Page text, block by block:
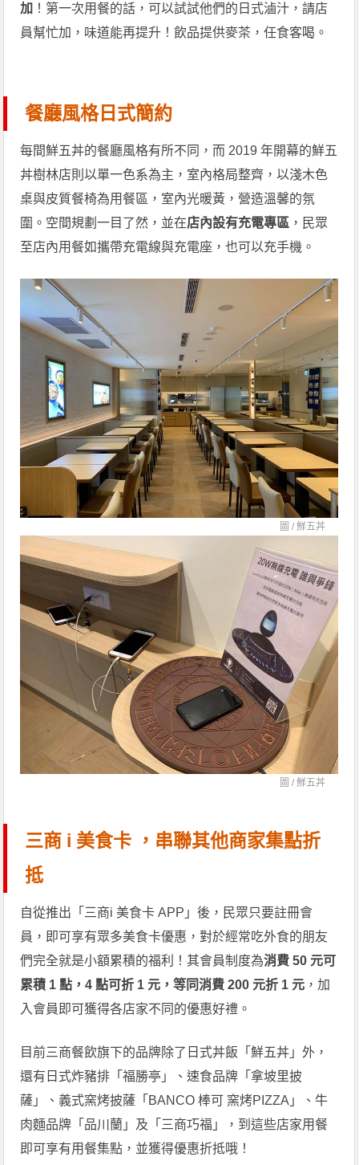
加 ！第一次用餐的話，可以試試他們的日式滷汁，請店
員幫忙加，味道能再提升！飲品提供麥茶，任食客喝。
餐廳風格日式簡約
每間鮮五丼的餐廳風格有所不同，而 2019 年開幕的鮮五
丼樹林店則以單一色系為主，室內格局整齊，以淺木色
桌與皮質餐椅為用餐區，室內光暖黃，營造溫馨的氛
圍。空間規劃一目了然，並在店內設有充電專區 ，民眾
至店內用餐如攜帶充電線與充電座，也可以充手機。
圖 /鮮五丼
圖 /鮮五丼
三商 i 美食卡 ，串聯其他商家集點折
抵
自從推出「三商i 美食卡 APP」後，民眾只要註冊會
員，即可享有眾多美食卡優惠，對於經常吃外食的朋友
們完全就是小額累積的福利！其會員制度為消費 50 元可
累積 1 點，4 點可折 1 元，等同消費 200 元折 1 元 ，加
入會員即可獲得各店家不同的優惠好禮。
目前三商餐飲旗下的品牌除了日式丼飯「鮮五丼」外，
還有日式炸豬排「福勝亭」、速食品牌「拿坡里披
薩」、義式窯烤披薩「BANCO 棒可 窯烤PIZZA」、牛
肉麵品牌「品川蘭」及「三商巧福」，到這些店家用餐
即可享有用餐集點，並獲得優惠折抵哦！